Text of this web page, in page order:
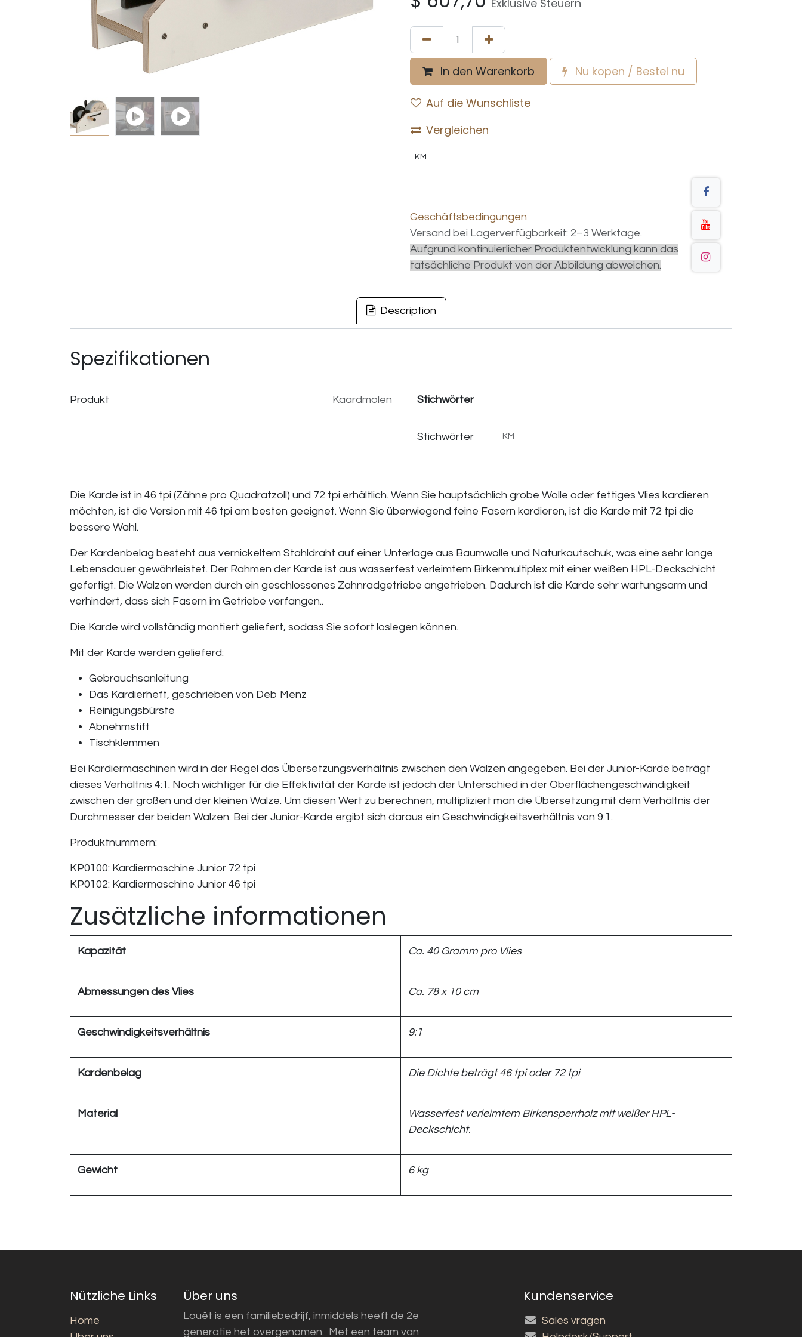
Exklusive Steuern
In den Warenkorb Nu kopen / Bestel nu
Auf die Wunschliste
Vergleichen
KM
Geschäftsbedingungen
Versand bei Lagerverfügbarkeit: 2–3 Werktage.
Aufgrund kontinuierlicher Produktentwicklung kann das
tatsächliche Produkt von der Abbildung abweichen.
Description
Spezifikationen
Produkt Kaardmolen Stichwörter
Stichwörter KM
Die Karde ist in 46 tpi (Zähne pro Quadratzoll) und 72 tpi erhältlich. Wenn Sie hauptsächlich grobe Wolle oder fettiges Vlies kardieren
möchten, ist die Version mit 46 tpi am besten geeignet. Wenn Sie überwiegend feine Fasern kardieren, ist die Karde mit 72 tpi die
bessere Wahl.
Der Kardenbelag besteht aus vernickeltem Stahldraht auf einer Unterlage aus Baumwolle und Naturkautschuk, was eine sehr lange
Lebensdauer gewährleistet. Der Rahmen der Karde ist aus wasserfest verleimtem Birkenmultiplex mit einer weißen HPL-Deckschicht
gefertigt. Die Walzen werden durch ein geschlossenes Zahnradgetriebe angetrieben. Dadurch ist die Karde sehr wartungsarm und
verhindert, dass sich Fasern im Getriebe verfangen..
Die Karde wird vollständig montiert geliefert, sodass Sie sofort loslegen können.
Mit der Karde werden gelieferd: ​
Gebrauchsanleitung
Das Kardierheft, geschrieben von Deb Menz
Reinigungsbürste
Abnehmstift
Tischklemmen
Bei Kardiermaschinen wird in der Regel das Übersetzungsverhältnis zwischen den Walzen angegeben. Bei der Junior-Karde beträgt
dieses Verhältnis 4:1. Noch wichtiger für die Effektivität der Karde ist jedoch der Unterschied in der Oberflächengeschwindigkeit
zwischen der großen und der kleinen Walze. Um diesen Wert zu berechnen, multipliziert man die Übersetzung mit dem Verhältnis der
Durchmesser der beiden Walzen. Bei der Junior-Karde ergibt sich daraus ein Geschwindigkeitsverhältnis von 9:1.
Produktnummern:
KP0100: Kardiermaschine Junior 72 tpi
KP0102: Kardiermaschine Junior 46 tpi
Zusätzliche informationen
Kapazität Ca. 40 Gramm pro Vlies
Abmessungen des Vlies​ Ca. 78 x 10 cm
Geschwindigkeitsverhältnis 9:1
Kardenbelag Die Dichte beträgt 46 tpi oder 72 tpi
Material
Wasserfest verleimtem Birkensperrholz mit weißer HPL-
Deckschicht.
Gewicht 6 kg
Nützliche Links
Home
Über uns
Louët is een familiebedrijf, inmiddels heeft de 2e
generatie het overgenomen. Met een team van
Kundenservice
Sales vragen